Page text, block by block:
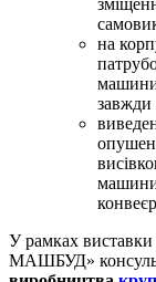
на
завжди
У рамках
МАШБУД»